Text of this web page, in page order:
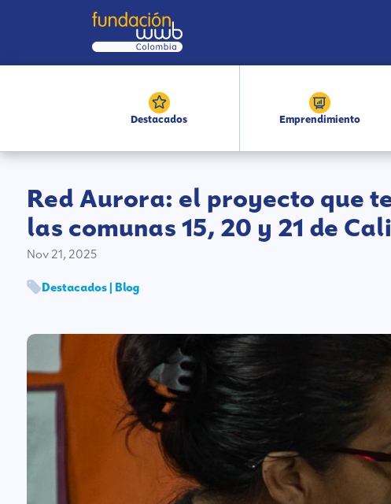
Destacados Emprendimiento
Red Aurora: el proyecto que
las comunas 15, 20 y 21 de Cali
Nov 21, 2025
Destacados | Blog